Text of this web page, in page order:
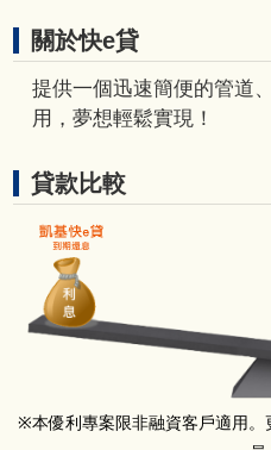
關於快e貸
提供一個迅速簡便的管道
用，夢想輕鬆實現！
貸款比較
※本優利專案限非融資客戶適用